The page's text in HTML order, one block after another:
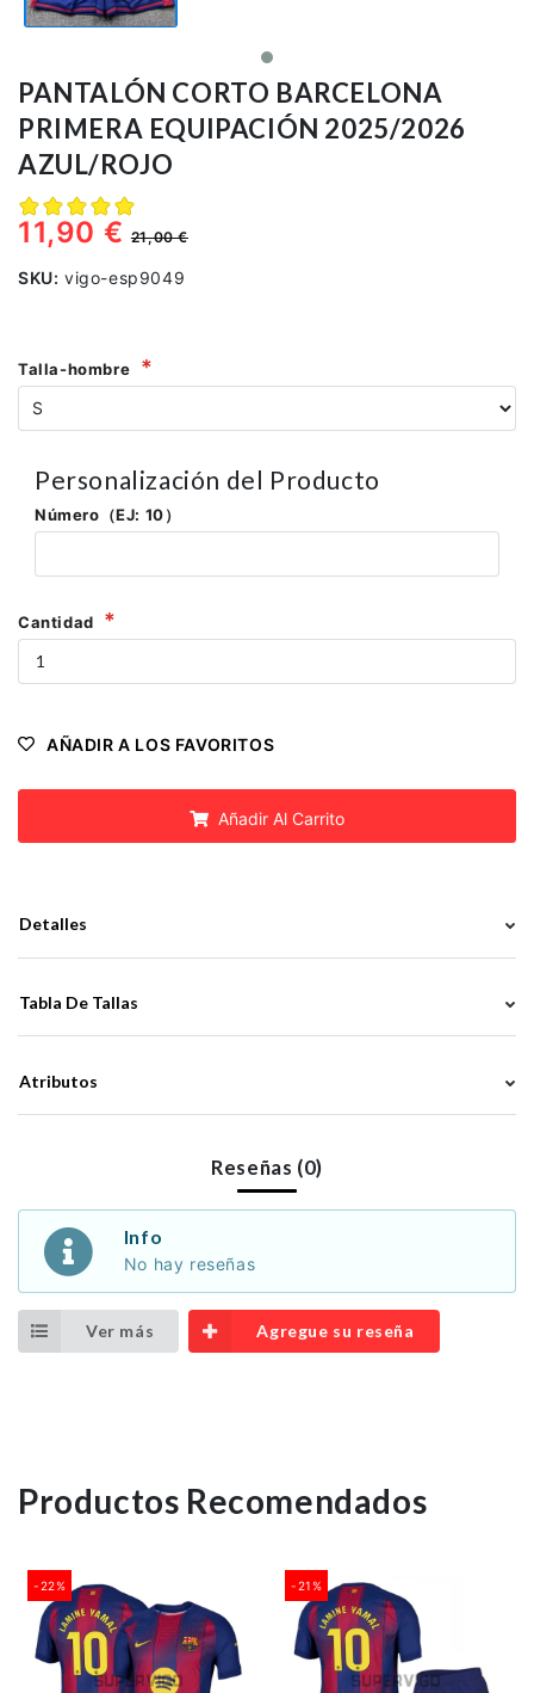
PANTALÓN CORTO BARCELONA
PRIMERA EQUIPACIÓN 2025/2026
AZUL/ROJO
11,90 €21,00 €
SKU: vigo-esp9049
Talla-hombre
Personalización del Producto
Número（EJ: 10）
Cantidad
AÑADIR A LOS FAVORITOS
Añadir Al Carrito
Detalles
Tabla De Tallas
Atributos
Reseñas (0)
Info
No hay reseñas
Ver más Agregue su reseña
Productos Recomendados
-22% -21%